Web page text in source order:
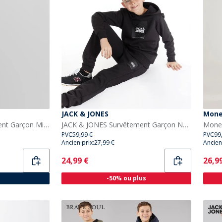
JACK & JONES Survêtement Garçon Miller Bleu enseigne
JACK & JONES
JACK & JONES Survêtement Garçon Noir à fermeture éclair
PVC59,99 €
Ancien prix:27,99 €
Current
24,99 €
-50% ou plus
PVC